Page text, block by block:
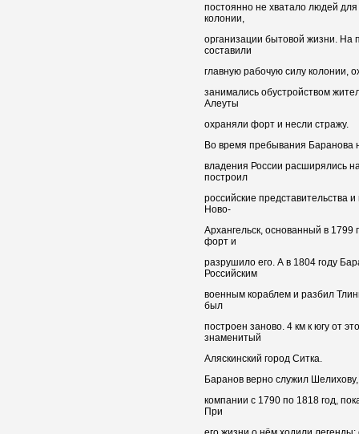
постоянно не хватало людей
колонии,
организации бытовой жизни.
составили
главную рабочую силу колонии,
занимались обустройством
Алеуты
охраняли форт и несли стражу.
Во время пребывания Баранова
владения России расширялись
построил
российские представительства
Ново-
Архангельск, основанный в 1799
форт и
разрушило его. А в 1804 году
Российским
военным кораблем и разбил
был
построен заново. 4 км к югу от
знаменитый
Аляскинский город Ситка.
Баранов верно служил
компании с 1790 по 1818 год,
При